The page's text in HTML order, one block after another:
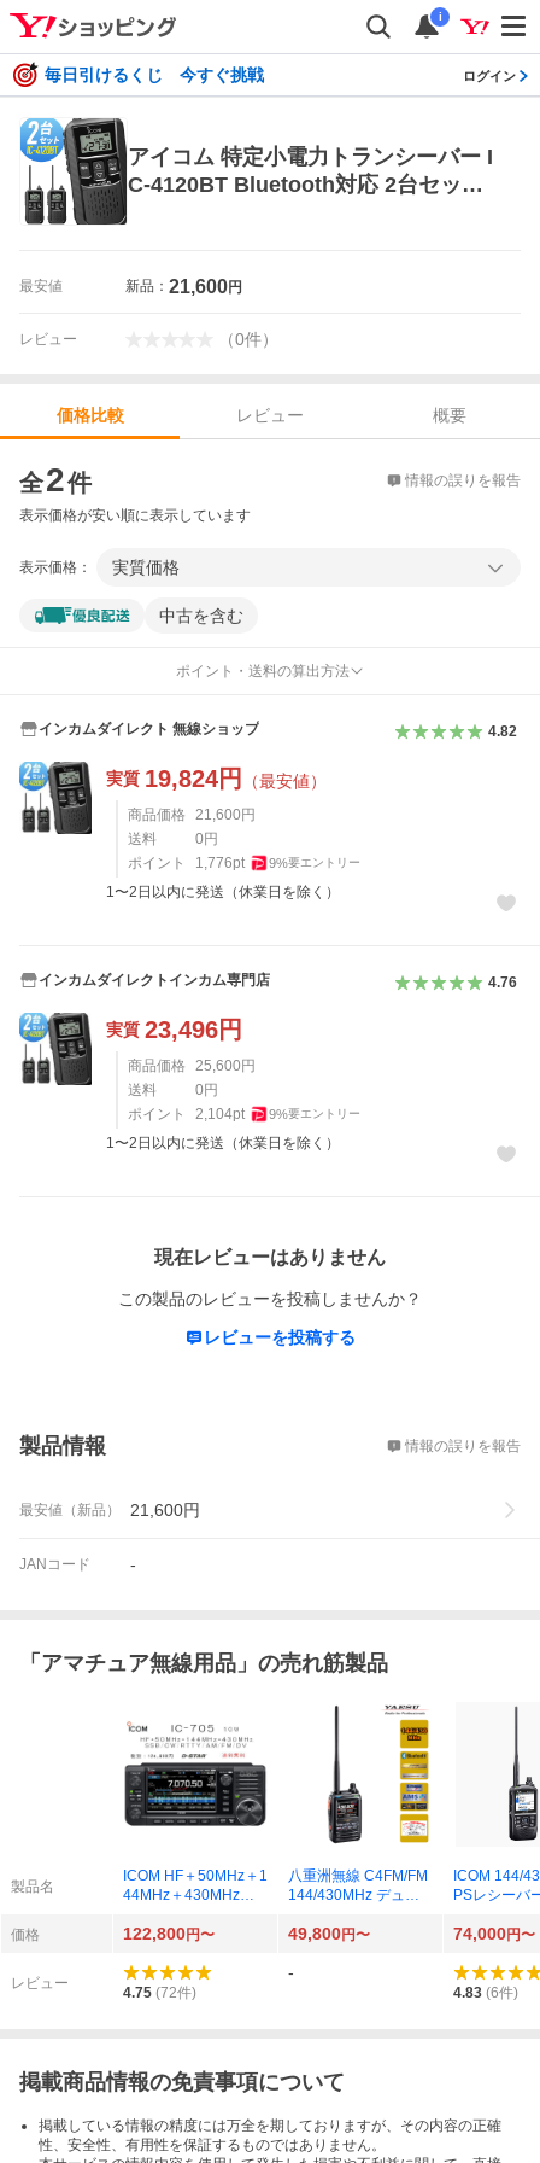
i
毎日引けるくじ 今すぐ挑戦 ログイン
アイコム 特定小電力トランシーバー I
C-4120BT Bluetooth対応 2台セット
最安値 新品： 21,600円
レビュー （0件）
価格比較 レビュー
概要
全2件 情報の誤りを報告
表示価格が安い順に表示しています
表示価格： 実質価格
中古を含む
ポイント・送料の算出方法
インカムダイレクト 無線ショップ 4.82
実質 19,824円 （最安値）
商品価格 21,600 円
送料
0 円
ポイント
1,776pt 9%要エントリー
1〜2日以内に発送（休業日を除く）
インカムダイレクトインカム専門店 4.76
実質 23,496円
商品価格 25,600 円
送料
0 円
ポイント
2,104pt 9%要エントリー
1〜2日以内に発送（休業日を除く）
現在レビューはありません
この製品のレビューを投稿しませんか？
レビューを投稿する
製品情報 情報の誤りを報告
最安値（新品） 21,600円
JANコード -
「 アマチュア無線用品 」の売れ筋製品
製品名
ICOM HF＋50MHz＋1
44MHz＋430MHzト
705
八重洲無線 C4FM/FM
144/430MHz デュア
ンシーバー FT5D
ICOM 144/
PSレシーバ
タルトラン
価格 122,800円〜 49,800円〜 74,000円〜
レビュー
4.75 (72件)
-
4.83 (6件)
掲載商品情報の免責事項について
掲載している情報の精度には万全を期しておりますが、その内容の正確
性、安全性、有用性を保証するものではありません。